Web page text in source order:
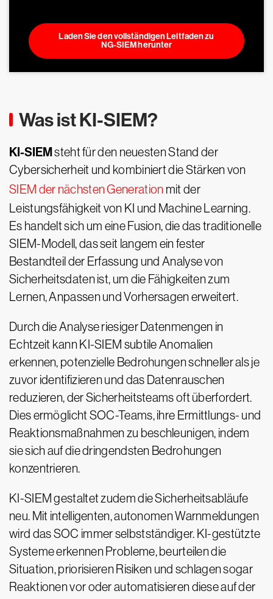
Laden Sie den vollständigen Leitfaden zu
NG-SIEM herunter
Was ist KI-SIEM?
KI-SIEMsteht für den neuesten Stand der
Cybersicherheit und kombiniert die Stärken von
SIEM der nächsten Generation mit der
Leistungsfähigkeit von KI und Machine Learning.
Es handelt sich um eine Fusion, die das traditionelle
SIEM-Modell, das seit langem ein fester
Bestandteil der Erfassung und Analyse von
Sicherheitsdaten ist, um die Fähigkeiten zum
Lernen, Anpassen und Vorhersagen erweitert.
Durch die Analyse riesiger Datenmengen in
Echtzeit kann KI-SIEM subtile Anomalien
erkennen, potenzielle Bedrohungen schneller als je
zuvor identifizieren und das Datenrauschen
reduzieren, der Sicherheitsteams oft überfordert.
Dies ermöglicht SOC-Teams, ihre Ermittlungs- und
Reaktionsmaßnahmen zu beschleunigen, indem
sie sich auf die dringendsten Bedrohungen
konzentrieren.
KI-SIEM gestaltet zudem die Sicherheitsabläufe
neu. Mit intelligenten, autonomen Warnmeldungen
wird das SOC immer selbstständiger. KI-gestützte
Systeme erkennen Probleme, beurteilen die
Situation, priorisieren Risiken und schlagen sogar
Reaktionen vor oder automatisieren diese auf der